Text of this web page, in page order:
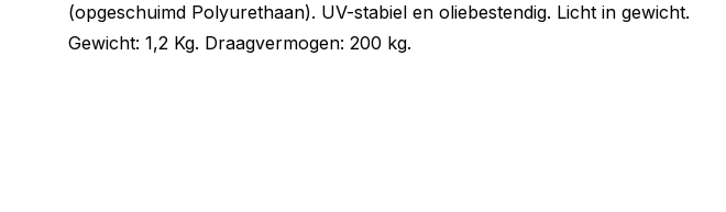
(opgeschuimd Polyurethaan). UV-stabiel en oliebestendig. Licht in gewicht.
Gewicht: 1,2 Kg. Draagvermogen: 200 kg.